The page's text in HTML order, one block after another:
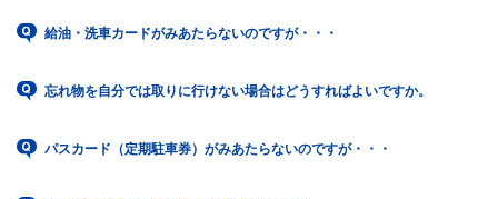
給油・洗車カードがみあたらないのですが・・・
忘れ物を自分では取りに行けない場合はどうすればよいですか。
パスカード（定期駐車券）がみあたらないのですが・・・